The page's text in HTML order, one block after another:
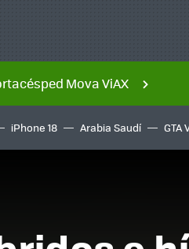
Mova ViAX
iPhone 18 Arabia Saudí GTA